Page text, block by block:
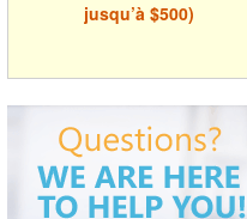
jusqu’à $500)